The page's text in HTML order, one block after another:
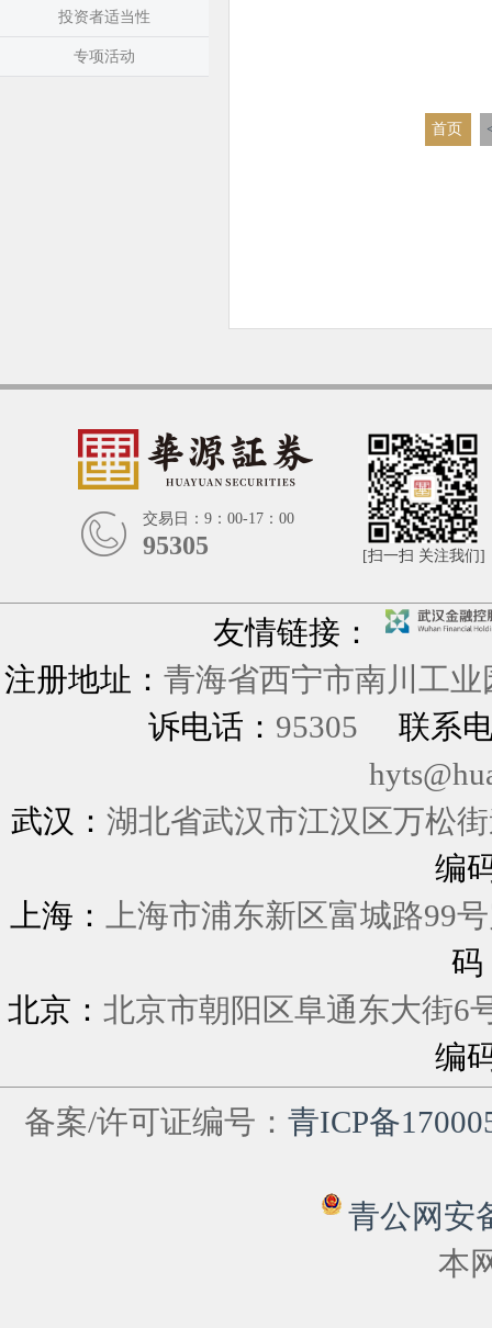
投资者适当性
专项活动
首页
交易日：9：00-17：00
95305 [扫一扫 关注我们]
友情链接：
注册地址： 青海省西宁市南川工
诉电话： 95305
联系
武汉： 湖北省武汉市江汉区万松
编
上海：
上海市浦东新区富
码
北京： 北京市朝阳区阜通东大
编
备案/许可证编号： 青ICP备
青公网安
本